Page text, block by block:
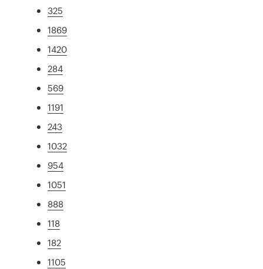
325
1869
1420
284
569
1191
243
1032
954
1051
888
118
182
1105